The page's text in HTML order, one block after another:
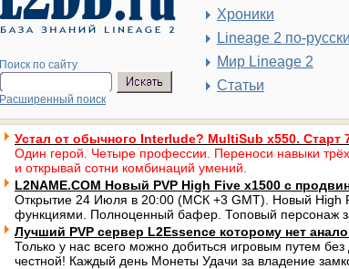
Поиск по сайту
Расширенный поиск
Хроники
Lineage 2 по-русски
Мир Lineage 2
Статьи
Устал от обычного Interlude? MultiSub x550. Старт
Один герой. Четыре профессии. Переноси навыки
и открывай сотни комбинаций умений.
L2NAME.COM Новый PVP High Five x1500 с
Открытие 24 Июля в 20:00 (МСК +3 GMT). Новый High
функциями. Полноценный бафер. Топовый персонаж
Лучший PVP сервер L2Essence которому нет
Только у нас всего можно добиться игровым путем
честной! Каждый день Монеты Удачи за владение